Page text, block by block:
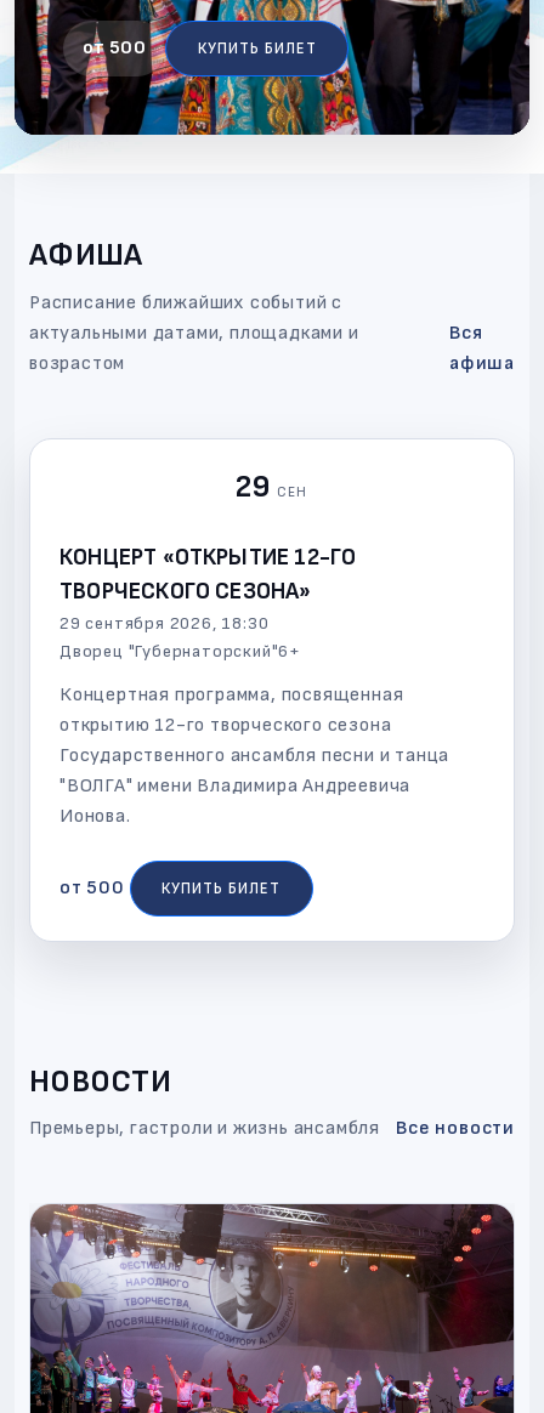
от 500 КУПИТЬ БИЛЕТ
от 500 КУПИТЬ БИЛЕТ
от 500 КУПИТЬ БИЛЕТ
АФИША
Расписание ближайших событий с
актуальными датами, площадками и
возрастом
Вся
афиша
29 СЕН
КОНЦЕРТ «ОТКРЫТИЕ 12-ГО
ТВОРЧЕСКОГО СЕЗОНА»
29 сентября 2026, 18:30
Дворец "Губернаторский"6+
Концертная программа, посвященная
открытию 12-го творческого сезона
Государственного ансамбля песни и танца
"ВОЛГА" имени Владимира Андреевича
Ионова.
от 500 КУПИТЬ БИЛЕТ
НОВОСТИ
Премьеры, гастроли и жизнь ансамбля Все новости